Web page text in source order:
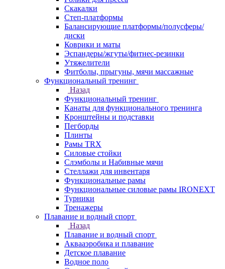
Скакалки
Степ-платформы
Балансирующие платформы/полусферы/
диски
Коврики и маты
Эспандеры/жгуты/фитнес-резинки
Утяжелители
Фитболы, прыгуны, мячи массажные
Функциональный тренинг
Назад
Функциональный тренинг
Канаты для функционального тренинга
Кронштейны и подставки
Пегборды
Плинты
Рамы TRX
Силовые стойки
Слэмболы и Набивные мячи
Стеллажи для инвентаря
Функциональные рамы
Функциональные силовые рамы IRONEXT
Турники
Тренажеры
Плавание и водный спорт
Назад
Плавание и водный спорт
Аквааэробика и плавание
Детское плавание
Водное поло